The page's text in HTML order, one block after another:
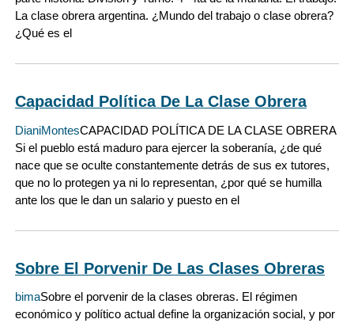
La clase obrera argentina. ¿Mundo del trabajo o clase obrera?
¿Qué es el
Capacidad Política De La Clase Obrera
DianiMontesCAPACIDAD POLÍTICA DE LA CLASE OBRERA
Si el pueblo está maduro para ejercer la soberanía, ¿de qué
nace que se oculte constantemente detrás de sus ex tutores,
que no lo protegen ya ni lo representan, ¿por qué se humilla
ante los que le dan un salario y puesto en el
Sobre El Porvenir De Las Clases Obreras
bimaSobre el porvenir de la clases obreras. El régimen
económico y político actual define la organización social, y por